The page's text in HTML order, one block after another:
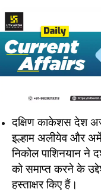
दक्षिण काकेशस देश
इल्हाम अलीयेव और
निकोल पाशिनयान ने
को समाप्त करने के
हस्ताक्षर किए हैं।